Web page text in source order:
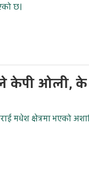
छ।
केपी ओली,
मधेश क्षेत्रमा भएको